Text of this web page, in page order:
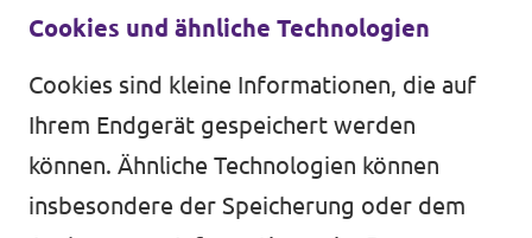
Cookies und ähnliche Technologien
Cookies sind kleine Informationen, die auf
Ihrem Endgerät gespeichert werden
können. Ähnliche Technologien können
insbesondere der Speicherung oder dem